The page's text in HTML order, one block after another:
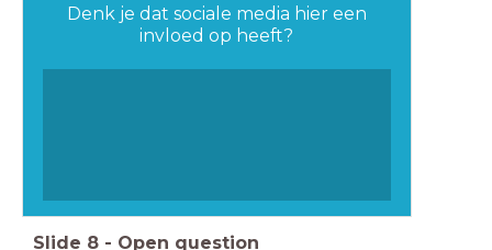
Denk je dat sociale media hier een
invloed op heeft?
Slide 8 - Open question